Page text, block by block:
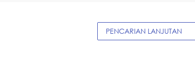
PENCARIAN LANJUTAN